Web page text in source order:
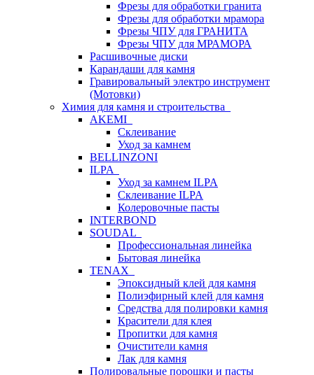
Фрезы для обработки гранита
Фрезы для обработки мрамора
Фрезы ЧПУ для ГРАНИТА
Фрезы ЧПУ для МРАМОРА
Расшивочные диски
Карандаши для камня
Гравировальный электро инструмент
(Мотовки)
Химия для камня и строительства
AKEMI
Склеивание
Уход за камнем
BELLINZONI
ILPA
Уход за камнем ILPA
Склеивание ILPA
Колеровочные пасты
INTERBOND
SOUDAL
Профессиональная линейка
Бытовая линейка
TENAX
Эпоксидный клей для камня
Полиэфирный клей для камня
Средства для полировки камня
Красители для клея
Пропитки для камня
Очистители камня
Лак для камня
Полировальные порошки и пасты